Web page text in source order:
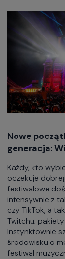
Nowe
generacja:
Każdy, kto
oczekuje
festiwalowe
intensywnie z
czy TikTok, a
Twitchu,
Instynktownie
środowisku o
festiwal